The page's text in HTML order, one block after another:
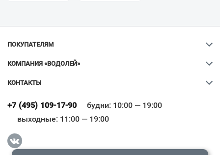
ПОКУПАТЕЛЯМ
КОМПАНИЯ «ВОДОЛЕЙ»
КОНТАКТЫ
+7 (495) 109-17-90
будни: 10:00 — 19:00
выходные: 11:00 — 19:00
Всё верно